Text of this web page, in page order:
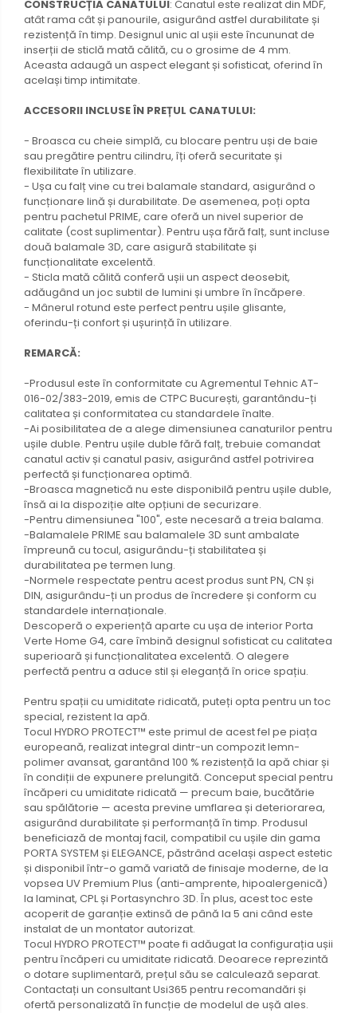
CONSTRUCȚIA CANATULUI: Canatul este realizat din MDF,
atât rama cât și panourile, asigurând astfel durabilitate și
rezistență în timp. Designul unic al ușii este încununat de
inserții de sticlă mată călită, cu o grosime de 4 mm.
Aceasta adaugă un aspect elegant și sofisticat, oferind în
același timp intimitate.
ACCESORII INCLUSE ÎN PREȚUL CANATULUI:
- Broasca cu cheie simplă, cu blocare pentru uși de baie
sau pregătire pentru cilindru, îți oferă securitate și
flexibilitate în utilizare.
- Ușa cu falț vine cu trei balamale standard, asigurând o
funcționare lină și durabilitate. De asemenea, poți opta
pentru pachetul PRIME, care oferă un nivel superior de
calitate (cost suplimentar). Pentru ușa fără falț, sunt incluse
două balamale 3D, care asigură stabilitate și
funcționalitate excelentă.
- Sticla mată călită conferă ușii un aspect deosebit,
adăugând un joc subtil de lumini și umbre în încăpere.
- Mânerul rotund este perfect pentru ușile glisante,
oferindu-ți confort și ușurință în utilizare.
REMARCĂ:
-Produsul este în conformitate cu Agrementul Tehnic AT-
016-02/383-2019, emis de CTPC București, garantându-ți
calitatea și conformitatea cu standardele înalte.
-Ai posibilitatea de a alege dimensiunea canaturilor pentru
ușile duble. Pentru ușile duble fără falț, trebuie comandat
canatul activ și canatul pasiv, asigurând astfel potrivirea
perfectă și funcționarea optimă.
-Broasca magnetică nu este disponibilă pentru ușile duble,
însă ai la dispoziție alte opțiuni de securizare.
-Pentru dimensiunea "100", este necesară a treia balama.
-Balamalele PRIME sau balamalele 3D sunt ambalate
împreună cu tocul, asigurându-ți stabilitatea și
durabilitatea pe termen lung.
-Normele respectate pentru acest produs sunt PN, CN și
DIN, asigurându-ți un produs de încredere și conform cu
standardele internaționale.
Descoperă o experiență aparte cu ușa de interior Porta
Verte Home G4, care îmbină designul sofisticat cu calitatea
superioară și funcționalitatea excelentă. O alegere
perfectă pentru a aduce stil și eleganță în orice spațiu.
Pentru spații cu umiditate ridicată, puteți opta pentru un toc
special, rezistent la apă.
Tocul HYDRO PROTECT™ este primul de acest fel pe piața
europeană, realizat integral dintr-un compozit lemn-
polimer avansat, garantând 100 % rezistență la apă chiar și
în condiții de expunere prelungită. Conceput special pentru
încăperi cu umiditate ridicată — precum baie, bucătărie
sau spălătorie — acesta previne umflarea și deteriorarea,
asigurând durabilitate și performanță în timp. Produsul
beneficiază de montaj facil, compatibil cu ușile din gama
PORTA SYSTEM și ELEGANCE, păstrând același aspect estetic
și disponibil într-o gamă variată de finisaje moderne, de la
vopsea UV Premium Plus (anti-amprente, hipoalergenică)
la laminat, CPL și Portasynchro 3D. În plus, acest toc este
acoperit de garanție extinsă de până la 5 ani când este
instalat de un montator autorizat.
Tocul HYDRO PROTECT™ poate fi adăugat la configurația ușii
pentru încăperi cu umiditate ridicată. Deoarece reprezintă
o dotare suplimentară, prețul său se calculează separat.
Contactați un consultant Usi365 pentru recomandări și
ofertă personalizată în funcție de modelul de ușă ales.